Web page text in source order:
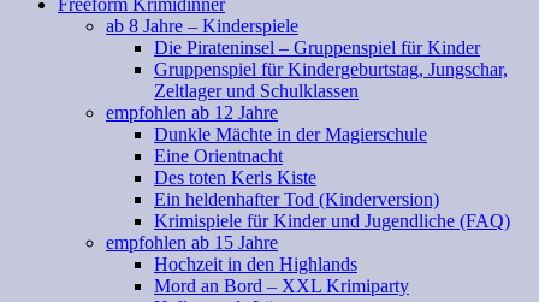
ab 8 Jahre – Kinderspiele
Die Pirateninsel – Gruppenspiel für Kinder
Gruppenspiel für Kindergeburtstag, Jungschar,
Zeltlager und Schulklassen
empfohlen ab 12 Jahre
Dunkle Mächte in der Magierschule
Eine Orientnacht
Des toten Kerls Kiste
Ein heldenhafter Tod (Kinderversion)
Krimispiele für Kinder und Jugendliche (FAQ)
empfohlen ab 15 Jahre
Hochzeit in den Highlands
Mord an Bord – XXL Krimiparty